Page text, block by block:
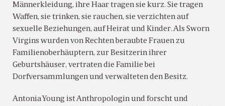
Männerkleidung, ihre Haar tragen sie kurz. Sie tragen
Waffen, sie trinken, sie rauchen, sie verzichten auf
sexuelle Beziehungen, auf Heirat und Kinder. Als Sworn
Virgins wurden von Rechten beraubte Frauen zu
Familienoberhäuptern, zur Besitzerin ihrer
Geburtshäuser, vertraten die Familie bei
Dorfversammlungen und verwalteten den Besitz.
Antonia Young ist Anthropologin und forscht und